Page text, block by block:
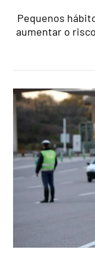
Pequenos
aumentar o